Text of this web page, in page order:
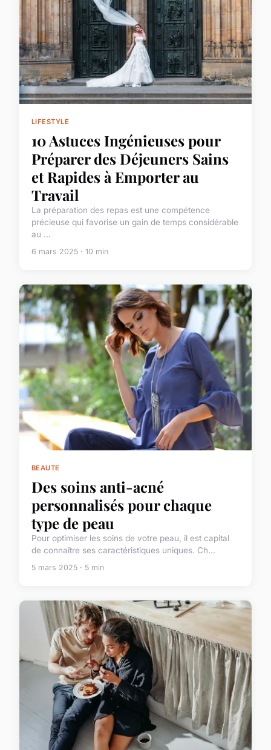
LIFESTYLE
10 Astuces Ingénieuses pour
Préparer des Déjeuners Sains
et Rapides à Emporter au
Travail
La préparation des repas est une compétence
précieuse qui favorise un gain de temps considérable
au ...
6 mars 2025 · 10 min
BEAUTE
Des soins anti-acné
personnalisés pour chaque
type de peau
Pour optimiser les soins de votre peau, il est capital
de connaître ses caractéristiques uniques. Ch...
5 mars 2025 · 5 min